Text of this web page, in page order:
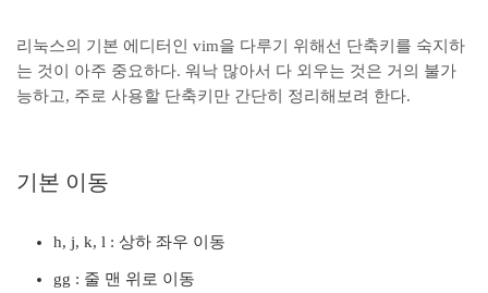
리눅스의 기본 에디터인 vim을 다루기 위해선 단축키를 숙지하
는 것이 아주 중요하다. 워낙 많아서 다 외우는 것은 거의 불가
능하고, 주로 사용할 단축키만 간단히 정리해보려 한다.
기본 이동
h, j, k, l : 상하 좌우 이동
gg : 줄 맨 위로 이동